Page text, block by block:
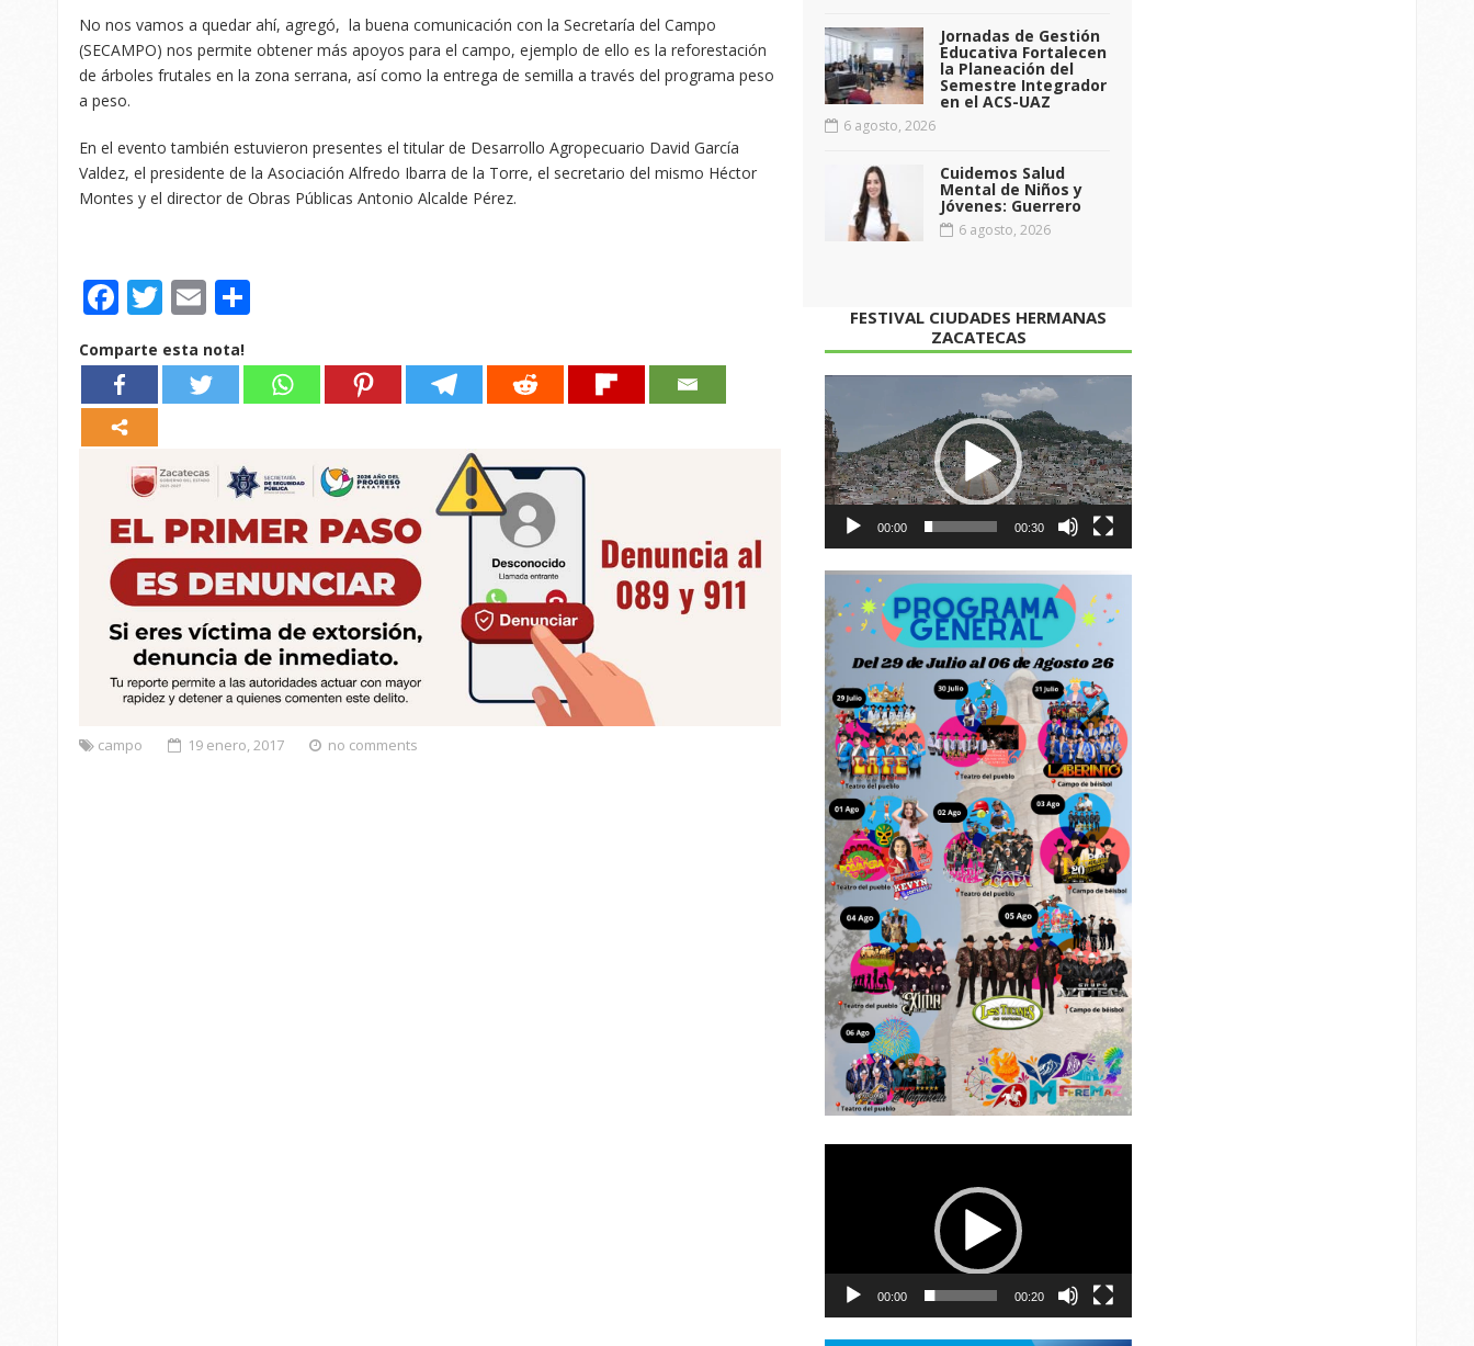
No nos vamos a quedar ahí, agregó, la buena comunicación con la Secretaría del Campo
(SECAMPO) nos permite obtener más apoyos para el campo, ejemplo de ello es la reforestación
de árboles frutales en la zona serrana, así como la entrega de semilla a través del programa peso
a peso.
En el evento también estuvieron presentes el titular de Desarrollo Agropecuario David García
Valdez, el presidente de la Asociación Alfredo Ibarra de la Torre, el secretario del mismo Héctor
Montes y el director de Obras Públicas Antonio Alcalde Pérez.
Facebook
Twitter
Email
Comparte esta nota!
campo 19 enero, 2017 no comments
Jornadas de Gestión
Educativa Fortalecen
la Planeación del
Semestre Integrador
en el ACS-UAZ
6 agosto, 2026
Cuidemos Salud
Mental de Niños y
Jóvenes: Guerrero
6 agosto, 2026
FESTIVAL CIUDADES HERMANAS
ZACATECAS
de
vídeo
00:00 00:30
00:00 00:20